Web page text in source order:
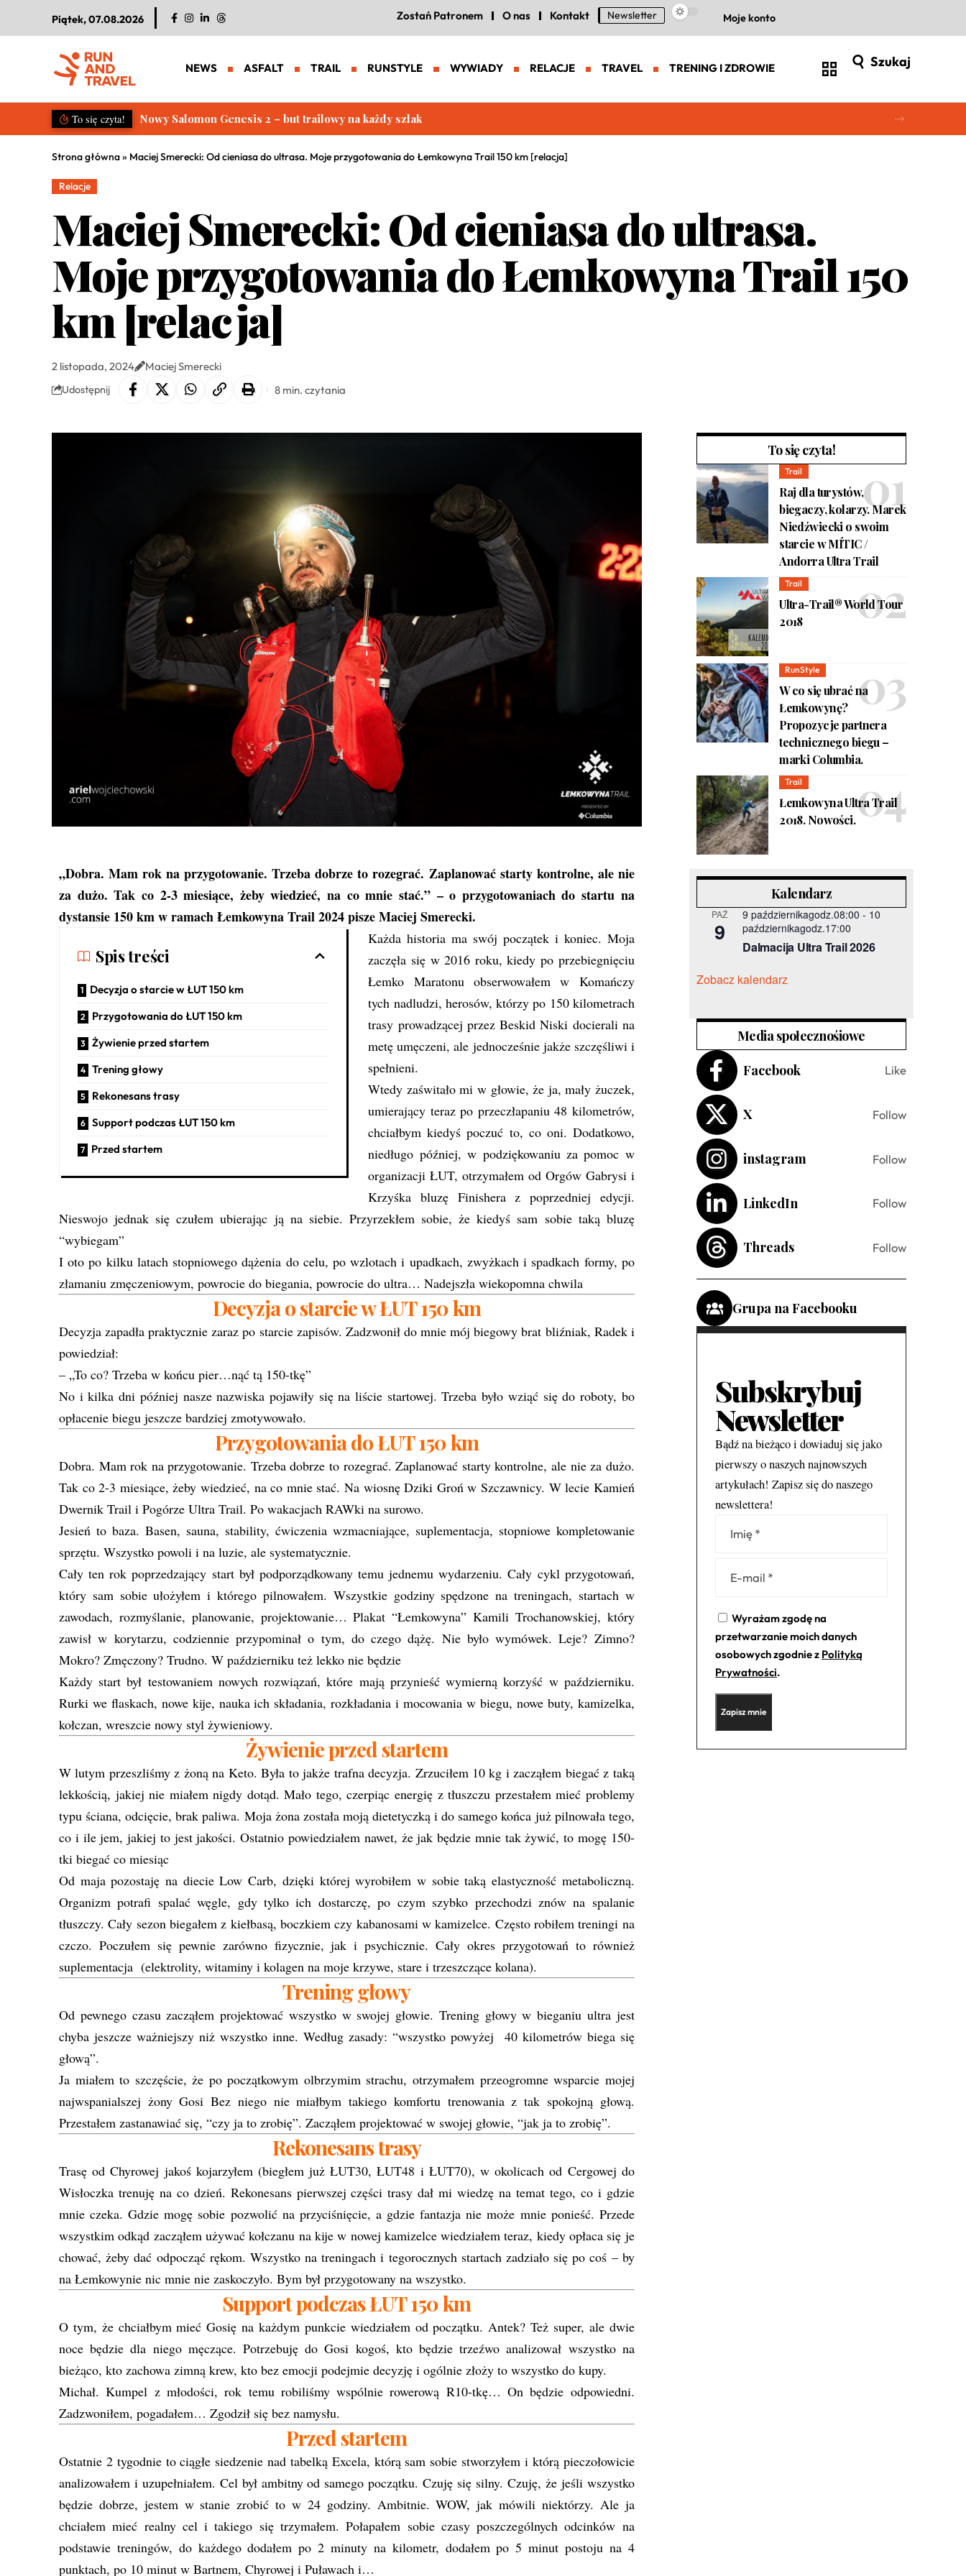
Piątek, 07.08.2026 Zostań Patronem O nas Kontakt Newsletter Moje konto
NEWS ASFALT TRAIL RUNSTYLE WYWIADY RELACJE TRAVEL TRENING I ZDROWIE Szukaj
To się czyta! Salomon S/LAB Genesis 2. Nowa generacja zaawansowanych butów trailowych
Strona główna» Maciej Smerecki: Od cieniasa do ultrasa. Moje przygotowania do Łemkowyna Trail 150 km [relacja]
Relacje
Maciej Smerecki: Od cieniasa do ultrasa.
Moje przygotowania do Łemkowyna Trail 150
km [relacja]
2 listopada, 2024 Maciej Smerecki
Udostępnij 8 min. czytania
„Dobra. Mam rok na przygotowanie. Trzeba dobrze to rozegrać. Zaplanować starty kontrolne, ale nie
za dużo. Tak co 2-3 miesiące, żeby wiedzieć, na co mnie stać.” – o przygotowaniach do startu na
dystansie 150 km w ramach Łemkowyna Trail 2024 pisze Maciej Smerecki.
Spis treści
Decyzja o starcie w ŁUT 150 km
Przygotowania do ŁUT 150 km
Żywienie przed startem
Trening głowy
Rekonesans trasy
Support podczas ŁUT 150 km
Przed startem
Każda historia ma swój początek i koniec. Moja
zaczęła się w 2016 roku, kiedy po przebiegnięciu
Łemko Maratonu obserwowałem w Komańczy
tych nadludzi, herosów, którzy po 150 kilometrach
trasy prowadzącej przez Beskid Niski docierali na
metę umęczeni, ale jednocześnie jakże szczęśliwi i
spełnieni.
Wtedy zaświtało mi w głowie, że ja, mały żuczek,
umierający teraz po przeczłapaniu 48 kilometrów,
chciałbym kiedyś poczuć to, co oni. Dodatkowo,
niedługo później, w podziękowaniu za pomoc w
organizacji ŁUT, otrzymałem od Orgów Gabrysi i
Krzyśka bluzę Finishera z poprzedniej edycji.
Nieswojo jednak się czułem ubierając ją na siebie. Przyrzekłem sobie, że kiedyś sam sobie taką bluzę
“wybiegam”
I oto po kilku latach stopniowego dążenia do celu, po wzlotach i upadkach, zwyżkach i spadkach formy, po
złamaniu zmęczeniowym, powrocie do biegania, powrocie do ultra… Nadejszła wiekopomna chwila
Decyzja o starcie w ŁUT 150 km
Decyzja zapadła praktycznie zaraz po starcie zapisów. Zadzwonił do mnie mój biegowy brat bliźniak, Radek i
powiedział:
– „To co? Trzeba w końcu pier…nąć tą 150-tkę”
No i kilka dni później nasze nazwiska pojawiły się na liście startowej. Trzeba było wziąć się do roboty, bo
opłacenie biegu jeszcze bardziej zmotywowało.
Przygotowania do ŁUT 150 km
Dobra. Mam rok na przygotowanie. Trzeba dobrze to rozegrać. Zaplanować starty kontrolne, ale nie za dużo.
Tak co 2-3 miesiące, żeby wiedzieć, na co mnie stać. Na wiosnę Dziki Groń w Szczawnicy. W lecie Kamień
Dwernik Trail i Pogórze Ultra Trail. Po wakacjach RAWki na surowo.
Jesień to baza. Basen, sauna, stability, ćwiczenia wzmacniające, suplementacja, stopniowe kompletowanie
sprzętu. Wszystko powoli i na luzie, ale systematycznie.
Cały ten rok poprzedzający start był podporządkowany temu jednemu wydarzeniu. Cały cykl przygotowań,
który sam sobie ułożyłem i którego pilnowałem. Wszystkie godziny spędzone na treningach, startach w
zawodach, rozmyślanie, planowanie, projektowanie… Plakat “Łemkowyna” Kamili Trochanowskiej, który
zawisł w korytarzu, codziennie przypominał o tym, do czego dążę. Nie było wymówek. Leje? Zimno?
Mokro? Zmęczony? Trudno. W październiku też lekko nie będzie
Każdy start był testowaniem nowych rozwiązań, które mają przynieść wymierną korzyść w październiku.
Rurki we flaskach, nowe kije, nauka ich składania, rozkładania i mocowania w biegu, nowe buty, kamizelka,
kołczan, wreszcie nowy styl żywieniowy.
Żywienie przed startem
W lutym przeszliśmy z żoną na Keto. Była to jakże trafna decyzja. Zrzuciłem 10 kg i zacząłem biegać z taką
lekkością, jakiej nie miałem nigdy dotąd. Mało tego, czerpiąc energię z tłuszczu przestałem mieć problemy
typu ściana, odcięcie, brak paliwa. Moja żona została moją dietetyczką i do samego końca już pilnowała tego,
co i ile jem, jakiej to jest jakości. Ostatnio powiedziałem nawet, że jak będzie mnie tak żywić, to mogę 150-
tki biegać co miesiąc
Od maja pozostaję na diecie Low Carb, dzięki której wyrobiłem w sobie taką elastyczność metaboliczną.
Organizm potrafi spalać węgle, gdy tylko ich dostarczę, po czym szybko przechodzi znów na spalanie
tłuszczy. Cały sezon biegałem z kiełbasą, boczkiem czy kabanosami w kamizelce. Często robiłem treningi na
czczo. Poczułem się pewnie zarówno fizycznie, jak i psychicznie. Cały okres przygotowań to również
suplementacja (elektrolity, witaminy i kolagen na moje krzywe, stare i trzeszczące kolana).
Trening głowy
Od pewnego czasu zacząłem projektować wszystko w swojej głowie. Trening głowy w bieganiu ultra jest
chyba jeszcze ważniejszy niż wszystko inne. Według zasady: “wszystko powyżej 40 kilometrów biega się
głową”.
Ja miałem to szczęście, że po początkowym olbrzymim strachu, otrzymałem przeogromne wsparcie mojej
najwspanialszej żony Gosi Bez niego nie miałbym takiego komfortu trenowania z tak spokojną głową.
Przestałem zastanawiać się, “czy ja to zrobię”. Zacząłem projektować w swojej głowie, “jak ja to zrobię”.
Rekonesans trasy
Trasę od Chyrowej jakoś kojarzyłem (biegłem już ŁUT30, ŁUT48 i ŁUT70), w okolicach od Cergowej do
Wisłoczka trenuję na co dzień. Rekonesans pierwszej części trasy dał mi wiedzę na temat tego, co i gdzie
mnie czeka. Gdzie mogę sobie pozwolić na przyciśnięcie, a gdzie fantazja nie może mnie ponieść. Przede
wszystkim odkąd zacząłem używać kołczanu na kije w nowej kamizelce wiedziałem teraz, kiedy opłaca się je
chować, żeby dać odpocząć rękom. Wszystko na treningach i tegorocznych startach zadziało się po coś – by
na Łemkowynie nic mnie nie zaskoczyło. Bym był przygotowany na wszystko.
Support podczas ŁUT 150 km
O tym, że chciałbym mieć Gosię na każdym punkcie wiedziałem od początku. Antek? Też super, ale dwie
noce będzie dla niego męczące. Potrzebuję do Gosi kogoś, kto będzie trzeźwo analizował wszystko na
bieżąco, kto zachowa zimną krew, kto bez emocji podejmie decyzję i ogólnie złoży to wszystko do kupy.
Michał. Kumpel z młodości, rok temu robiliśmy wspólnie rowerową R10-tkę… On będzie odpowiedni.
Zadzwoniłem, pogadałem… Zgodził się bez namysłu.
Przed startem
Ostatnie 2 tygodnie to ciągłe siedzenie nad tabelką Excela, którą sam sobie stworzyłem i którą pieczołowicie
analizowałem i uzupełniałem. Cel był ambitny od samego początku. Czuję się silny. Czuję, że jeśli wszystko
będzie dobrze, jestem w stanie zrobić to w 24 godziny. Ambitnie. WOW, jak mówili niektórzy. Ale ja
chciałem mieć realny cel i takiego się trzymałem. Połapałem sobie czasy poszczególnych odcinków na
podstawie treningów, do każdego dodałem po 2 minuty na kilometr, dodałem po 5 minut postoju na 4
punktach, po 10 minut w Bartnem, Chyrowej i Puławach i…
To się czyta!
Trail
Raj dla turystów,
biegaczy, kolarzy. Marek
Niedźwiecki o swoim
starcie w MÍTIC /
Andorra Ultra Trail
Trail
Ultra-Trail® World Tour
2018
RunStyle
W co się ubrać na
Łemkowynę?
Propozycje partnera
technicznego biegu –
marki Columbia.
Trail
Łemkowyna Ultra Trail
2018. Nowości.
Kalendarz
PAŹ
9
9 październikagodz.08:00 - 10
październikagodz.17:00
Dalmacija Ultra Trail 2026
Zobacz kalendarz
Media społecznośiowe
Facebook
Like
X Follow
instagram Follow
LinkedIn Follow
Threads Follow
Grupa na Facebooku
Subskrybuj
Newsletter
Bądź na bieżąco i dowiaduj się jako
pierwszy o naszych najnowszych
artykułach! Zapisz się do naszego
newslettera!
Wyrażam zgodę na
przetwarzanie moich danych
osobowych zgodnie z Polityką
Prywatności.
Alternative: